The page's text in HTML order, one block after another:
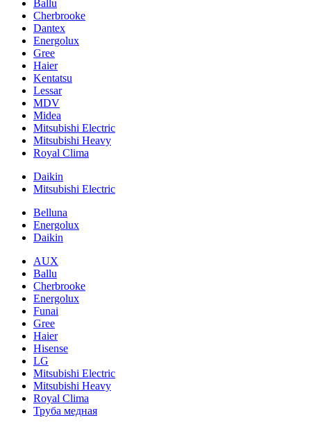
Ballu
Cherbrooke
Dantex
Energolux
Gree
Haier
Kentatsu
Lessar
MDV
Midea
Mitsubishi Electric
Mitsubishi Heavy
Royal Clima
Daikin
Mitsubishi Electric
Belluna
Energolux
Daikin
AUX
Ballu
Cherbrooke
Energolux
Funai
Gree
Haier
Hisense
LG
Mitsubishi Electric
Mitsubishi Heavy
Royal Clima
Труба медная